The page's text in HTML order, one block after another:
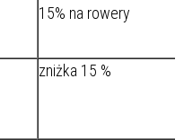
15% na rowery
zniżka 15 %